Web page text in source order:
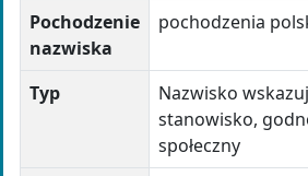
Pochodzenie
nazwiska
pochodzenia
Typ
Nazwisko
stanowisko,
społeczny